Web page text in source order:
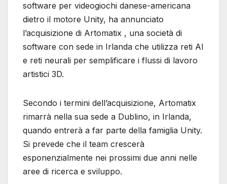
software per videogiochi danese-americana
dietro il motore Unity, ha annunciato
l’acquisizione di Artomatix , una società di
software con sede in Irlanda che utilizza reti AI
e reti neurali per semplificare i flussi di lavoro
artistici 3D.
Secondo i termini dell’acquisizione, Artomatix
rimarrà nella sua sede a Dublino, in Irlanda,
quando entrerà a far parte della famiglia Unity.
Si prevede che il team crescerà
esponenzialmente nei prossimi due anni nelle
aree di ricerca e sviluppo.